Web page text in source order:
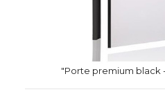
"Porte premium black